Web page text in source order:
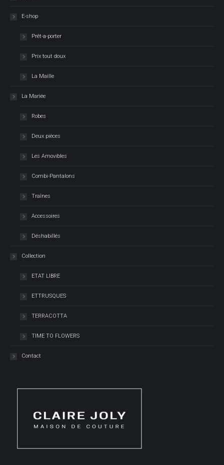
E-shop
Prêt-a-porter
Prix tout doux
La Maille
La Mariée
Robes
Deux pièces
Les Amovibles
Combi-Pantalons
Traînes
Accessoires
Déshabillés
Collection
ETAT LIBRE
ETTRUSQUES
TERRACOTTA
TIME TO FLOWERS
Contact